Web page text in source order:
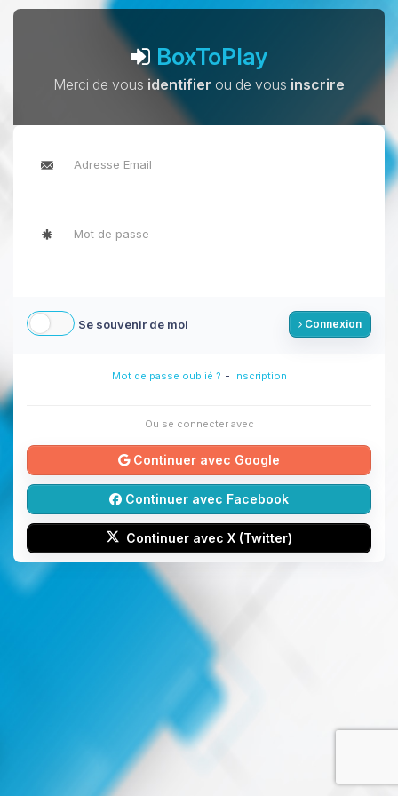
BoxToPlay
Merci de vous identifier ou de vous inscrire
Se souvenir de moi Connexion
Mot de passe oublié ? - Inscription
Ou se connecter avec
Continuer avec Google
Continuer avec Facebook
Continuer avec X (Twitter)